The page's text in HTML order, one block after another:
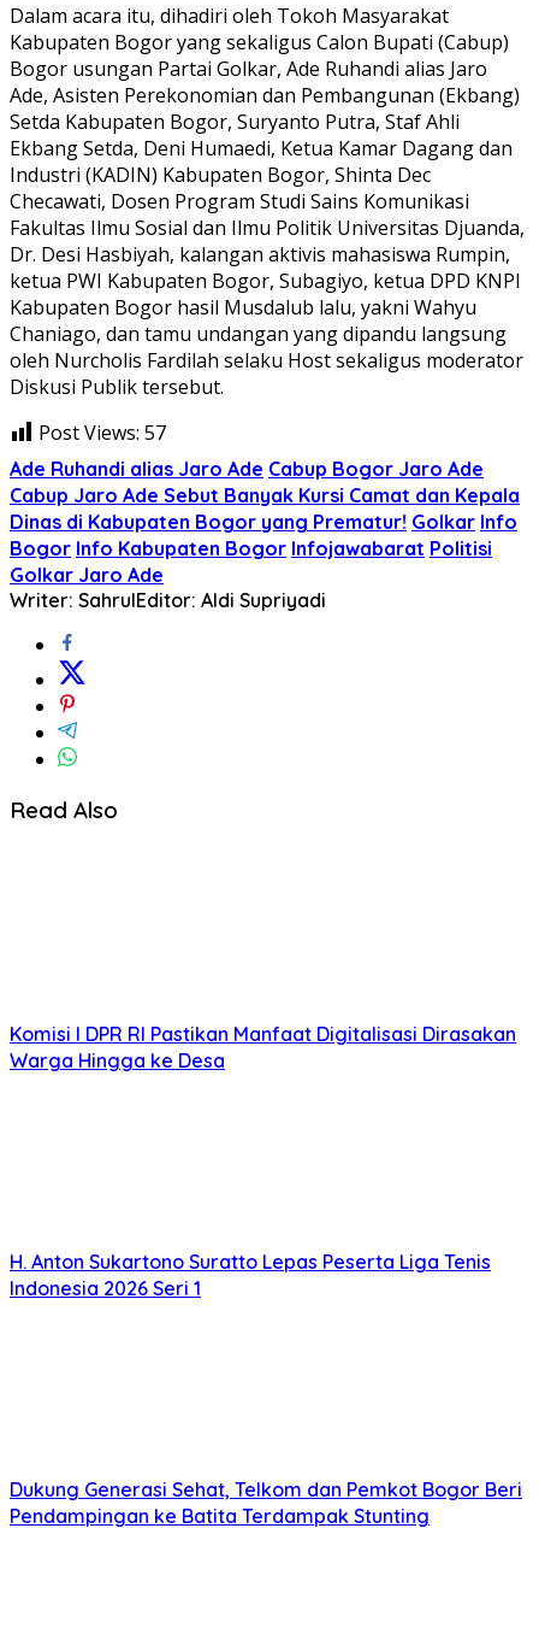
Dalam acara itu, dihadiri oleh Tokoh Masyarakat
Kabupaten Bogor yang sekaligus Calon Bupati (Cabup)
Bogor usungan Partai Golkar, Ade Ruhandi alias Jaro
Ade, Asisten Perekonomian dan Pembangunan (Ekbang)
Setda Kabupaten Bogor, Suryanto Putra, Staf Ahli
Ekbang Setda, Deni Humaedi, Ketua Kamar Dagang dan
Industri (KADIN) Kabupaten Bogor, Shinta Dec
Checawati, Dosen Program Studi Sains Komunikasi
Fakultas Ilmu Sosial dan Ilmu Politik Universitas Djuanda,
Dr. Desi Hasbiyah, kalangan aktivis mahasiswa Rumpin,
ketua PWI Kabupaten Bogor, Subagiyo, ketua DPD KNPI
Kabupaten Bogor hasil Musdalub lalu, yakni Wahyu
Chaniago, dan tamu undangan yang dipandu langsung
oleh Nurcholis Fardilah selaku Host sekaligus moderator
Diskusi Publik tersebut.
Post Views: 57
Ade Ruhandi alias Jaro Ade Cabup Bogor Jaro Ade
Cabup Jaro Ade Sebut Banyak Kursi Camat dan Kepala
Dinas di Kabupaten Bogor yang Prematur! Golkar Info
Bogor Info Kabupaten Bogor Infojawabarat Politisi
Golkar Jaro Ade
Writer: SahrulEditor: Aldi Supriyadi
Read Also
Komisi I DPR RI Pastikan Manfaat Digitalisasi Dirasakan
Warga Hingga ke Desa
H. Anton Sukartono Suratto Lepas Peserta Liga Tenis
Indonesia 2026 Seri 1
Dukung Generasi Sehat, Telkom dan Pemkot Bogor Beri
Pendampingan ke Batita Terdampak Stunting